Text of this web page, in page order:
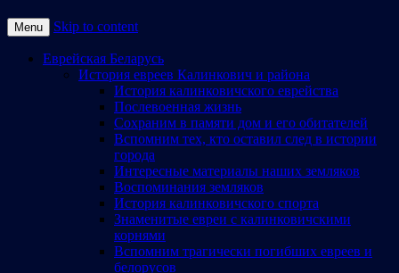
Menu Skip to content
Еврейская Беларусь
История евреев Калинкович и района
История калинковичского еврейства
Послевоенная жизнь
Сохраним в памяти дом и его обитателей
Вспомним тех, кто оставил след в истории
города
Интересные материалы наших земляков
Воспоминания земляков
История калинковичского спорта
Знаменитые евреи с калинковичскими
корнями
Вспомним трагически погибших евреев и
белорусов